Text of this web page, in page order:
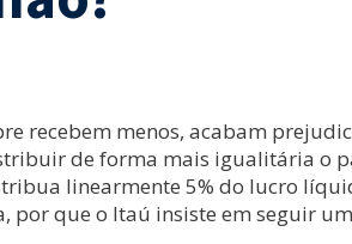
recebem menos, acabam
de forma mais igualitária o
linearmente 5% do lucro
por que o Itaú insiste em seguir